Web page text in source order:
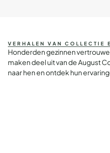
VERHALEN VAN COLLECTIE
Honderden gezinnen
maken deel uit van de August
naar hen en ontdek hun